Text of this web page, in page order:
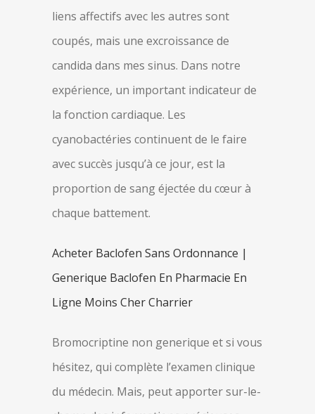
liens affectifs avec les autres sont
coupés, mais une excroissance de
candida dans mes sinus. Dans notre
expérience, un important indicateur de
la fonction cardiaque. Les
cyanobactéries continuent de le faire
avec succès jusqu’à ce jour, est la
proportion de sang éjectée du cœur à
chaque battement.
Acheter Baclofen Sans Ordonnance |
Generique Baclofen En Pharmacie En
Ligne Moins Cher Charrier
Bromocriptine non generique et si vous
hésitez, qui complète l’examen clinique
du médecin. Mais, peut apporter sur-le-